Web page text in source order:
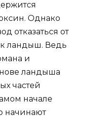
Однако
отказаться от
ландыш. Ведь
и
ландыша
частей
начале
начинают